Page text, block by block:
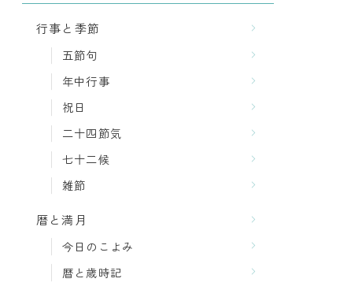
行事と季節
五節句
年中行事
祝日
二十四節気
七十二候
雑節
暦と満月
今日のこよみ
暦と歳時記